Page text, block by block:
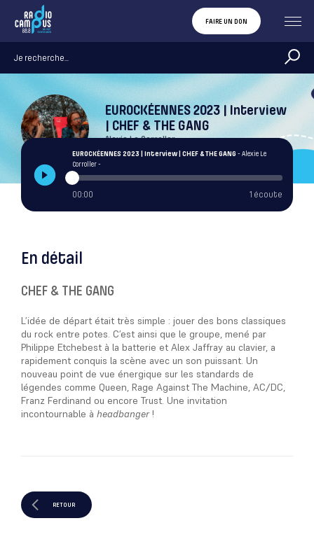
FAIRE UN DON
EUROCKÉENNES 2023 | Interview
| CHEF & THE GANG
Alexie Le Corroller
EUROCKÉENNES 2023 | Interview | CHEF & THE GANG - Alexie Le
Corroller -
00:00 1 écoute
En détail
CHEF & THE GANG
L’idée de départ était très simple : jouer des bons classiques
du rock entre potes. C’est ainsi que le groupe, mené par
Philippe Etchebest à la batterie et Alex Jaffray au clavier, a
rapidement conquis la scène avec un son puissant. Un
nouveau point de vue énergique sur les standards de
légendes comme Queen, Rage Against The Machine, AC/DC,
Franz Ferdinand ou encore Trust. Une invitation
incontournable à headbanger!
RETOUR